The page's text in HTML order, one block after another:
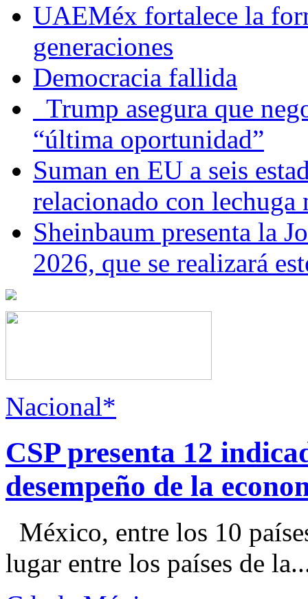
UAEMéx fortalece la
generaciones
Democracia fallida
Trump asegura que
“última oportunidad”
Suman en EU a seis
relacionado con lechuga
Sheinbaum presenta la
2026, que se realizará
Nacional*
CSP presenta 12
desempeño de la
México, entre los 10
lugar entre los países de